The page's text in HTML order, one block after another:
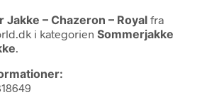
Jakke – Chazeron – Royal fra
i kategorien Sommerjakke
.